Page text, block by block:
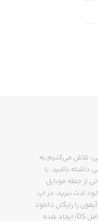
تلاش می‌کنیم به
داشته باشید. با
از جمله موبایل
لذت ببرید. در اپ
را رایگان دانلود
کنید و از مشکلاتی که برای کاربران ایرانی سیستم عامل iOS ایجاد شده